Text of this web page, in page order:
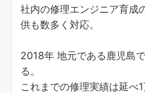
社内の修理エンジニア育成
供も数多く対応。
2018年 地元である鹿児島
る。
これまでの修理実績は延べ1